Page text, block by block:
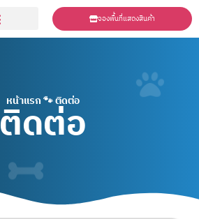
จองพื้นที่แสดงสินค้า
หน้าแรก🐾ติดต่อ
ติดต่อ